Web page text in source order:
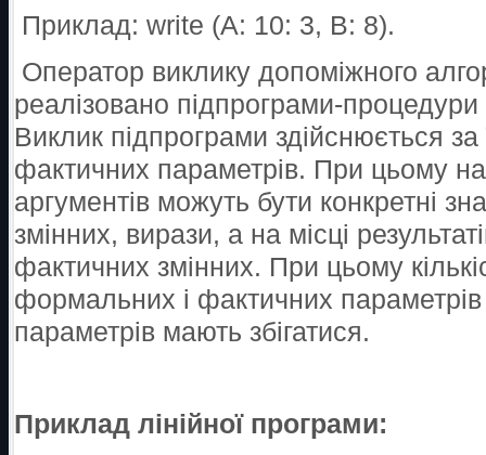
Приклад: write (А: 10: 3, В: 8).
Оператор виклику допоміжного
реалізовано підпрограми-процедури
Виклик підпрограми здійснюється за
фактичних параметрів. При цьому
аргументів можуть бути конкретні
змінних, вирази, а на місці
фактичних змінних. При цьому
формальних і фактичних параметрів
параметрів мають збігатися.
Приклад лінійної програми: